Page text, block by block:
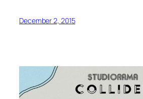
December 2, 2015